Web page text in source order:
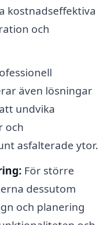
kostnadseffektiva
och
även lösningar
undvika
och
asfalterade ytor.
För större
dessutom
och planering